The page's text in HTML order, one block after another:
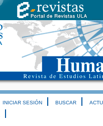
INICIAR SESIÓN BUSCAR